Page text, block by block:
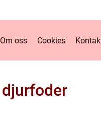
Om oss Cookies
djurfoder